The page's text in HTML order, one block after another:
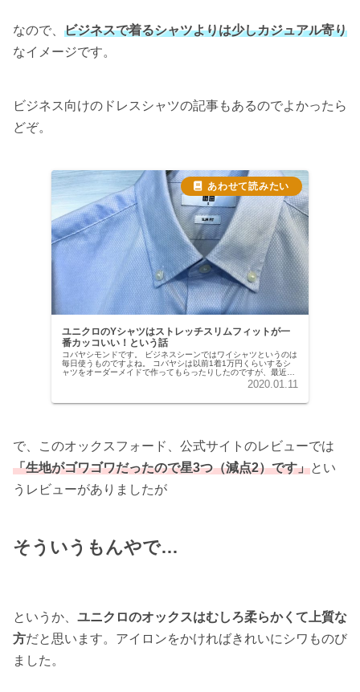
なので、 ビジネスで着るシャツよりは少しカジュアル寄り
なイメージです。
ビジネス向けのドレスシャツの記事もあるのでよかったら
どぞ。
ユニクロのYシャツはストレッチスリムフィットが一
番カッコいい！という話
コバヤシモンドです。 ビジネスシーンではワイシャツというのは
毎日使うものですよね。 コバヤシは以前1着1万円くらいするシ
ャツをオーダーメイドで作ってもらったりしたのですが、最近の
彼らのくたびれ具合といったら… モンド君 余裕のある時はいい
2020.01.11
で、このオックスフォード、公式サイトのレビューでは
「生地がゴワゴワだったので星3つ（減点2）です」とい
うレビューがありましたが
そういうもんやで…
というか、 ユニクロのオックスはむしろ柔らかくて上質な
方だと思います。アイロンをかければきれいにシワものび
ました。